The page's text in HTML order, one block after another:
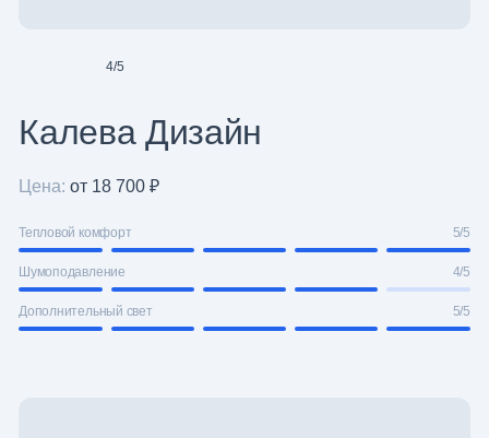
4/5
Калева Дизайн
Цена: от 18 700 ₽
Тепловой комфорт 5/5
Шумоподавление 4/5
Дополнительный свет 5/5